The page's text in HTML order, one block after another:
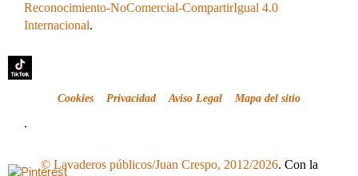
Reconocimiento-NoComercial-CompartirIgual 4.0
Internacional.
Cookies Privacidad Aviso Legal Mapa del sitio
.
© Lavaderos públicos/Juan Crespo, 2012/2026. Con la